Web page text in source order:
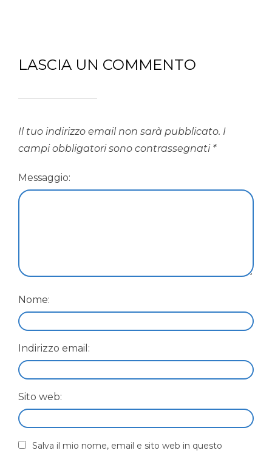
LASCIA UN COMMENTO
Il tuo indirizzo email non sarà pubblicato. I
campi obbligatori sono contrassegnati *
Messaggio:
Nome:
Indirizzo email:
Sito web:
Salva il mio nome, email e sito web in questo